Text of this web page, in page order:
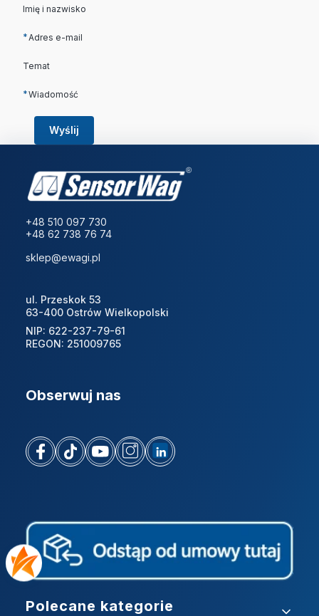
Imię i nazwisko
*Adres e-mail
Temat
*Wiadomość
Wyślij
+48 510 097 730
+48 62 738 76 74
sklep@ewagi.pl
ul. Przeskok 53
63-400 Ostrów Wielkopolski
NIP: 622-237-79-61
REGON: 251009765
Obserwuj nas
Linki w stopce
Polecane kategorie